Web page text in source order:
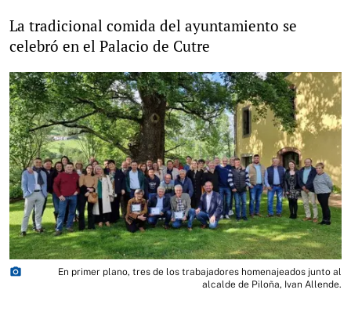
La tradicional comida del ayuntamiento se
celebró en el Palacio de Cutre
photo_camera
En primer plano, tres de los trabajadores homenajeados junto al
alcalde de Piloña, Ivan Allende.